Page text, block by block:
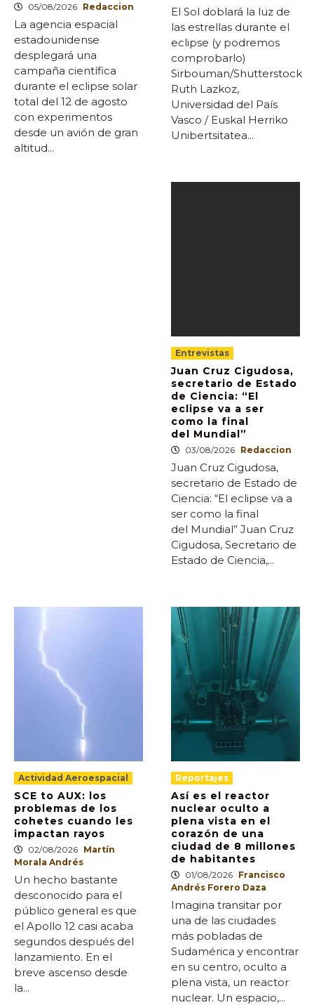
05/08/2026 Redaccion
La agencia espacial
estadounidense
desplegará una
campaña científica
durante el eclipse solar
total del 12 de agosto
con experimentos
desde un avión de gran
altitud...
El Sol doblará la luz de
las estrellas durante el
eclipse (y podremos
comprobarlo)
Sirbouman/Shutterstock
Ruth Lazkoz,
Universidad del País
Vasco / Euskal Herriko
Unibertsitatea...
Entrevistas
Juan Cruz Cigudosa,
secretario de Estado
de Ciencia: “El
eclipse va a ser
como la final
del Mundial”
03/08/2026 Redaccion
Juan Cruz Cigudosa,
secretario de Estado de
Ciencia: “El eclipse va a
ser como la final
del Mundial” Juan Cruz
Cigudosa, Secretario de
Estado de Ciencia,...
Actividad Aeroespacial
SCE to AUX: los
problemas de los
cohetes cuando les
impactan rayos
02/08/2026 Martín
Morala Andrés
Un hecho bastante
desconocido para el
público general es que
el Apollo 12 casi acaba
segundos después del
lanzamiento. En el
breve ascenso desde
la...
Reportajes
Así es el reactor
nuclear oculto a
plena vista en el
corazón de una
ciudad de 8 millones
de habitantes
01/08/2026 Francisco
Andrés Forero Daza
Imagina transitar por
una de las ciudades
más pobladas de
Sudamérica y encontrar
en su centro, oculto a
plena vista, un reactor
nuclear. Un espacio,...